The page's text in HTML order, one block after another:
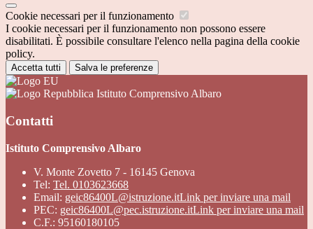
Cookie necessari per il funzionamento
I cookie necessari per il funzionamento non possono essere
disabilitati. È possibile consultare l'elenco nella pagina della cookie
policy.
Accetta tutti Salva le preferenze
Istituto Comprensivo Albaro
Contatti
Istituto Comprensivo Albaro
V. Monte Zovetto 7 - 16145 Genova
Tel: Tel. 0103623668
Email: geic86400L@istruzione.itLink per inviare una mail
PEC: geic86400L@pec.istruzione.itLink per inviare una mail
C.F.: 95160180105